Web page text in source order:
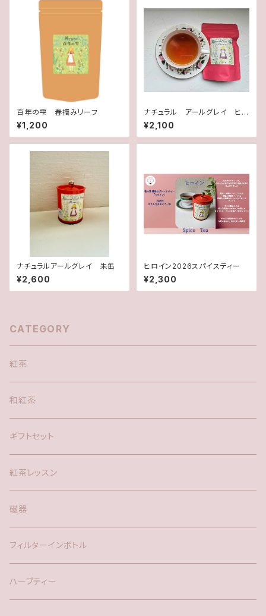
百年の雫 春摘みリーフ
¥1,200
ナチュラル アールグレイ ヒ
ロイン
¥2,100
ナチュラルアールグレイ 朱缶
¥2,600
ヒロイン2026スパイスティー
¥2,300
CATEGORY
紅茶
和紅茶
ギフトセット
紅茶レッスン
磁器
フィルターインボトル
ハーブティー